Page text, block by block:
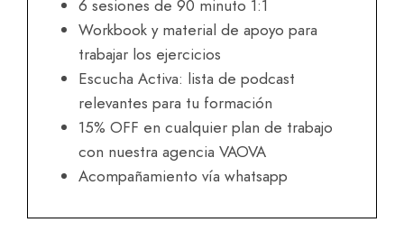
6 sesiones de 90 minuto 1:1
Workbook y material de apoyo para
trabajar los ejercicios
Escucha Activa: lista de podcast
relevantes para tu formación
15% OFF en cualquier plan de trabajo
con nuestra agencia VAOVA
Acompañamiento vía whatsapp